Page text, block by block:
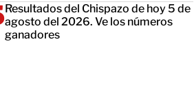
Resultados del Chispazo de hoy 5 de
agosto del 2026. Ve los números
ganadores